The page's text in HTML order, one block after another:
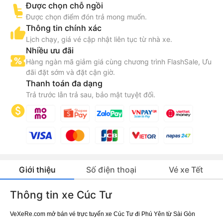
Được chọn chỗ ngồi
Được chọn điểm đón trả mong muốn.
Thông tin chính xác
Lịch chạy, giá vé cập nhật liên tục từ nhà xe.
Nhiều ưu đãi
Hàng ngàn mã giảm giá cùng chương trình FlashSale, Ưu
đãi đặt sớm và đặt cận giờ.
Thanh toán đa dạng
Trả trước lẫn trả sau, bảo mật tuyệt đối.
Giới thiệu Số điện thoại Vé xe Tết
Thông tin xe Cúc Tư
VeXeRe.com mở bán vé trực tuyến xe Cúc Tư đi Phú Yên từ Sài Gòn